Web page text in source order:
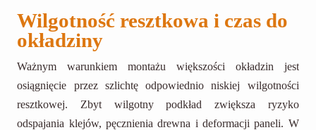
Wilgotność resztkowa i czas do
okładziny
Ważnym warunkiem montażu większości okładzin jest
osiągnięcie przez szlichtę odpowiednio niskiej wilgotności
resztkowej. Zbyt wilgotny podkład zwiększa ryzyko
odspajania klejów, pęcznienia drewna i deformacji paneli. W